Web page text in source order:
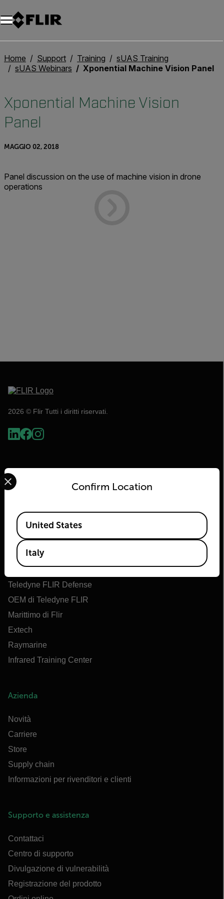
Unread messages
Modello
Rimuovi
articoli
articolo
Aggiungi al carrello
Aggiunto al carrello
Home Support Training
sUAS Training
sUAS Webinars
Xponential Machine Vision Panel
Xponential Machine Vision
Panel
MAGGIO 02, 2018
Panel discussion on the use of machine vision in drone
operations
2026 © Flir Tutti i diritti riservati.
Flir
Informazioni su Flir
Tecnologie Teledyne
Teledyne FLIR Defense
OEM di Teledyne FLIR
Marittimo di Flir
Extech
Raymarine
Infrared Training Center
Azienda
Novità
Carriere
Store
Supply chain
Informazioni per rivenditori e clienti
Supporto e assistenza
Contattaci
Centro di supporto
Divulgazione di vulnerabilità
Registrazione del prodotto
Confirm Location
Select your preferred country and language from the
Available Locations
United States
Italy